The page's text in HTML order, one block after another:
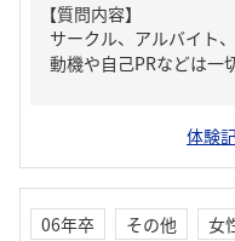
【質問内容】
サークル、アルバイト
動機や自己PRなどは一
体験
06年卒 その他
女